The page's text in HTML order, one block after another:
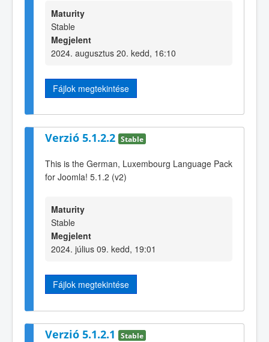
Maturity
Stable
Megjelent
2024. augusztus 20. kedd, 16:10
Fájlok megtekintése
Verzió 5.1.2.2 Stable
This is the German, Luxembourg Language Pack
for Joomla! 5.1.2 (v2)
Maturity
Stable
Megjelent
2024. július 09. kedd, 19:01
Fájlok megtekintése
Verzió 5.1.2.1 Stable